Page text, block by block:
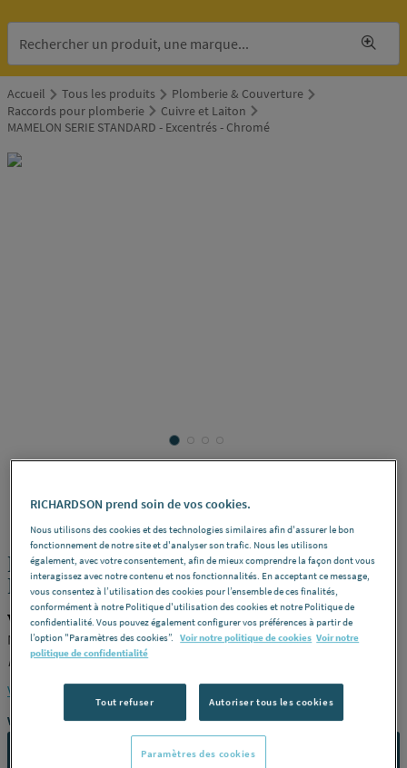
Accueil Tous les produits
Plomberie & Couverture
Raccords pour plomberie
Cuivre et Laiton
MAMELON SERIE STANDARD - Excentrés - Chromé
REF : 229HD
MAMELON SERIE STANDARD -
Excentrés - Chromé
WATTSINDUSTRIES 329571
Mf -Dimensions1/2" (15 x 21 mm) x 3/4" (20 x 27 mm) -
Référence329571
Voir la description complète
Vous avez un projet ?
CONTACTEZ-NOUS
RICHARDSON prend soin de vos cookies.
Nous utilisons des cookies et des technologies similaires afin d'assurer le bon
fonctionnement de notre site et d'analyser son trafic. Nous les utilisons
également, avec votre consentement, afin de mieux comprendre la façon dont vous
interagissez avec notre contenu et nos fonctionnalités. En acceptant ce message,
vous consentez à l’utilisation des cookies pour l’ensemble de ces finalités,
conformément à notre Politique d'utilisation des cookies et notre Politique de
confidentialité. Vous pouvez également configurer vos préférences à partir de
l’option "Paramètres des cookies”. Voir notre politique de cookies Voir notre
politique de confidentialité
Tout refuser Autoriser tous les cookies
Paramètres des cookies